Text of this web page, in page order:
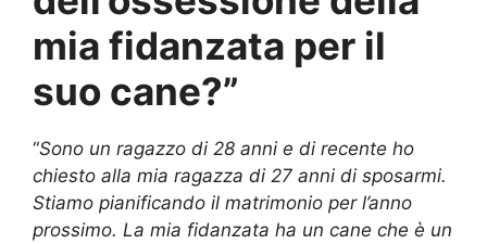
mia fidanzata per il
suo cane?”
“Sono un ragazzo di 28 anni e di recente ho
chiesto alla mia ragazza di 27 anni di sposarmi.
Stiamo pianificando il matrimonio per l’anno
prossimo. La mia fidanzata ha un cane che è un